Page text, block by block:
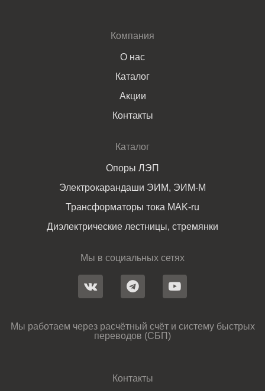
Компания
О нас
Каталог
Акции
Контакты
Каталог
Опоры ЛЭП
Электрокарандаши ЭИМ, ЭИМ-М
Трансформаторы тока MAK-ru
Диэлектрические лестницы, стремянки
Мы в социальных сетях
Мы работаем через расчётный счёт и систему быстрых
переводов (СБП)
Контакты